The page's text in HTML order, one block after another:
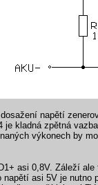
napětí
je kladná zpětná
výkonech by
asi 0,8V. Záleží
asi 5V je nutno